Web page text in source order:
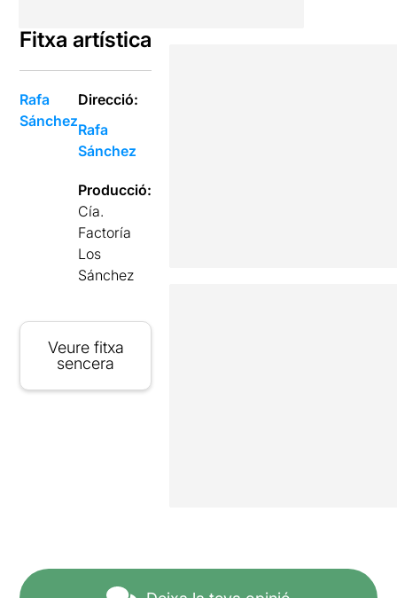
Fitxa artística
Rafa
Sánchez
Direcció:
Rafa
Sánchez
Producció:
Cía.
Factoría
Los
Sánchez
Veure fitxa
sencera